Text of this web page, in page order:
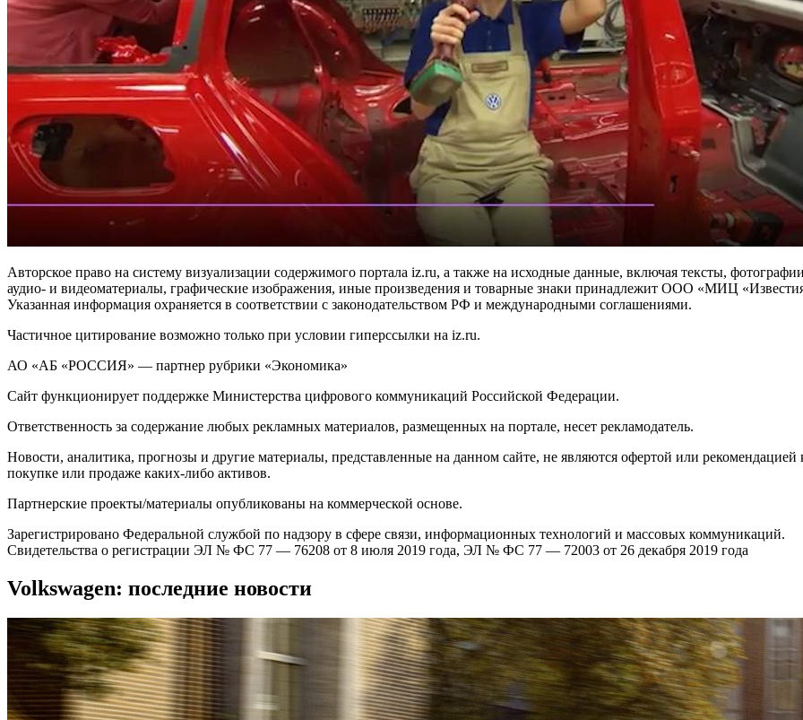
Авторское право на систему визуализации содержимого портала iz.ru, а также на исходные данные, включая тексты,
аудио- и видеоматериалы, графические изображения, иные произведения и товарные знаки принадлежит ООО «МИЦ
Указанная информация охраняется в соответствии с законодательством РФ и международными соглашениями.
Частичное цитирование возможно только при условии гиперссылки на iz.ru.
АО «АБ «РОССИЯ» — партнер рубрики «Экономика»
Сайт функционирует поддержке Министерства цифрового коммуникаций Российской Федерации.
Ответственность за содержание любых рекламных материалов, размещенных на портале, несет рекламодатель.
Новости, аналитика, прогнозы и другие материалы, представленные на данном сайте, не являются офертой или рекомендацией
покупке или продаже каких-либо активов.
Партнерские проекты/материалы опубликованы на коммерческой основе.
Зарегистрировано Федеральной службой по надзору в сфере связи, информационных технологий и массовых коммуникаций.
Свидетельства о регистрации ЭЛ № ФС 77 — 76208 от 8 июля 2019 года, ЭЛ № ФС 77 — 72003 от 26 декабря 2019 года
Volkswagen: последние новости